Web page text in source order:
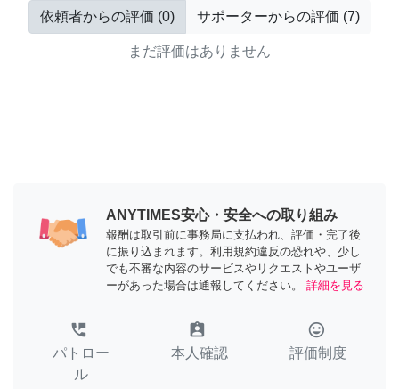
依頼者からの評価 (0) サポーターからの評価 (7)
まだ評価はありません
ANYTIMES安心・安全への取り組み
報酬は取引前に事務局に支払われ、評価・完了後
に振り込まれます。利用規約違反の恐れや、少し
でも不審な内容のサービスやリクエストやユーザ
ーがあった場合は通報してください。
詳細を見る
perm_phone_msg
パトロー
ル
assignment_ind
本人確認
tag_faces
評価制度